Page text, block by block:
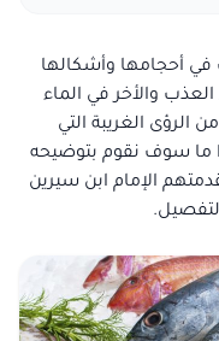
في أحجامها وأشكالها
العذب والأخر في الماء
الرؤى الغريبة التي
ما سوف نقوم بتوضيحه
الإمام ابن سيرين